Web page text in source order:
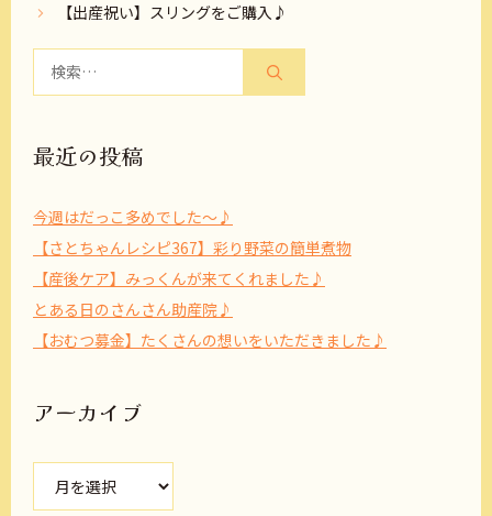
【出産祝い】スリングをご購入♪
最近の投稿
今週はだっこ多めでした～♪
【さとちゃんレシピ367】彩り野菜の簡単煮物
【産後ケア】みっくんが来てくれました♪
とある日のさんさん助産院♪
【おむつ募金】たくさんの想いをいただきました♪
アーカイブ